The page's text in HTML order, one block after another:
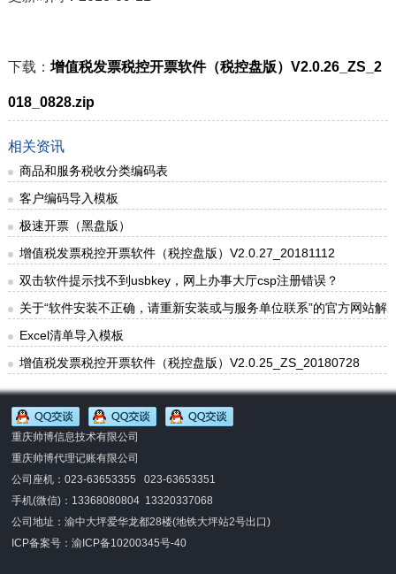
下载： 增值税发票税控开票软件（税控盘版）V2.0.26_ZS_2
018_0828.zip
相关资讯
商品和服务税收分类编码表
客户编码导入模板
极速开票（黑盘版）
增值税发票税控开票软件（税控盘版）V2.0.27_20181112
双击软件提示找不到usbkey，网上办事大厅csp注册错误？
关于“软件安装不正确，请重新安装或与服务单位联系”的官方网站解
Excel清单导入模板
增值税发票税控开票软件（税控盘版）V2.0.25_ZS_20180728
重庆帅博信息技术有限公司
重庆帅博代理记账有限公司
公司座机：023-63653355 023-63653351
手机(微信)： 13368080804 13320337068
公司地址：渝中大坪爱华龙都28楼(地铁大坪站2号出口)
ICP备案号：渝ICP备10200345号-40